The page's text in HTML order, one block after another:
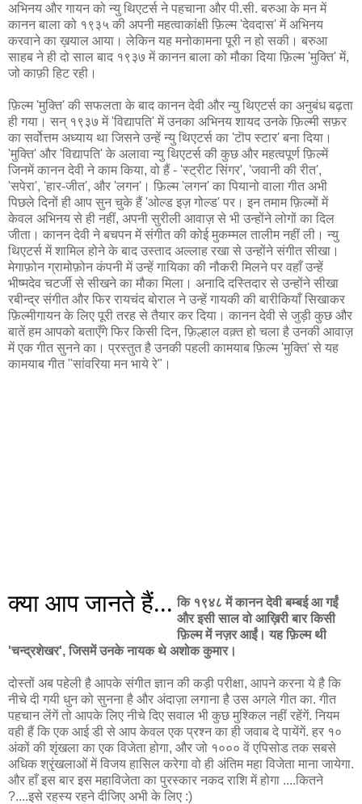
अभिनय और गायन को न्यु थिएटर्स ने पहचाना और पी.सी. बरुआ के मन में
कानन बाला को १९३५ की अपनी महत्वाकांक्षी फ़िल्म 'देवदास' में अभिनय
करवाने का ख़याल आया। लेकिन यह मनोकामना पूरी न हो सकी। बरुआ
साहब ने ही दो साल बाद १९३७ में कानन बाला को मौका दिया फ़िल्म 'मुक्ति' में,
जो काफ़ी हिट रही।
फ़िल्म 'मुक्ति' की सफलता के बाद कानन देवी और न्यु थिएटर्स का अनुबंध बढ़ता
ही गया। सन् १९३७ में 'विद्यापति' में उनका अभिनय शायद उनके फ़िल्मी सफ़र
का सर्वोत्तम अध्याय था जिसने उन्हें न्यु थिएटर्स का 'टॊप स्टार' बना दिया।
'मुक्ति' और 'विद्यापति' के अलावा न्यु थिएटर्स की कुछ और महत्वपूर्ण फ़िल्में
जिनमें कानन देवी ने काम किया, वो हैं - 'स्ट्रीट सिंगर', 'जवानी की रीत',
'सपेरा', 'हार-जीत', और 'लगन'। फ़िल्म 'लगन' का पियानो वाला गीत अभी
पिछले दिनों ही आप सुन चुके हैं 'ओल्ड इज़ गोल्ड' पर। इन तमाम फ़िल्मों में
केवल अभिनय से ही नहीं, अपनी सुरीली आवाज़ से भी उन्होंने लोगों का दिल
जीता। कानन देवी ने बचपन में संगीत की कोई मुकम्मल तालीम नहीं ली। न्यु
थिएटर्स में शामिल होने के बाद उस्ताद अल्लाह रखा से उन्होंने संगीत सीखा।
मेगाफ़ोन ग्रामोफ़ोन कंपनी में उन्हें गायिका की नौकरी मिलने पर वहाँ उन्हें
भीष्मदेव चटर्जी से सीखने का मौका मिला। अनादि दस्तिदार से उन्होंने सीखा
रबीन्द्र संगीत और फिर रायचंद बोराल ने उन्हें गायकी की बारीकियाँ सिखाकर
फ़िल्मीगायन के लिए पूरी तरह से तैयार कर दिया। कानन देवी से जुड़ी कुछ और
बातें हम आपको बताएँगे फिर किसी दिन, फ़िल्हाल वक़्त हो चला है उनकी आवाज़
में एक गीत सुनने का। प्रस्तुत है उनकी पहली कामयाब फ़िल्म 'मुक्ति' से यह
कामयाब गीत "सांवरिया मन भाये रे"।
क्या आप जानते हैं... कि १९४८ में कानन देवी बम्बई आ गईं
और इसी साल वो आख़िरी बार किसी
फ़िल्म में नज़र आईं। यह फ़िल्म थी
'चन्द्रशेखर', जिसमें उनके नायक थे अशोक कुमार।
दोस्तों अब पहेली है आपके संगीत ज्ञान की कड़ी परीक्षा, आपने करना ये है कि
नीचे दी गयी धुन को सुनना है और अंदाज़ा लगाना है उस अगले गीत का. गीत
पहचान लेंगें तो आपके लिए नीचे दिए सवाल भी कुछ मुश्किल नहीं रहेंगें. नियम
वही हैं कि एक आई डी से आप केवल एक प्रश्न का ही जवाब दे पायेंगें. हर १०
अंकों की शृंखला का एक विजेता होगा, और जो १००० वें एपिसोड तक सबसे
अधिक श्रृंखलाओं में विजय हासिल करेगा वो ही अंतिम महा विजेता माना जायेगा.
और हाँ इस बार इस महाविजेता का पुरस्कार नकद राशि में होगा ....कितने
?....इसे रहस्य रहने दीजिए अभी के लिए :)